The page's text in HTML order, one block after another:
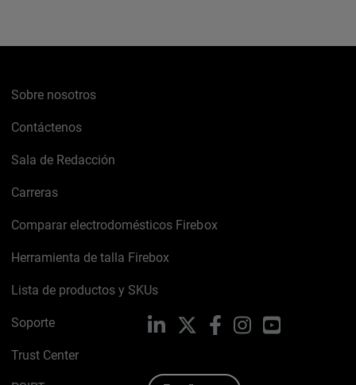
Sobre nosotros
Contáctenos
Sala de Redacción
Carreras
Comparar electrodomésticos Firebox
Herramienta de talla Firebox
Lista de productos y SKUs
Soporte
Trust Center
LinkedIn FacebookInstagramYouTube